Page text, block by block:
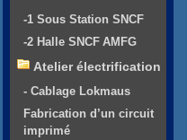
-1 Sous Station SNCF
-2 Halle SNCF AMFG
Atelier électrification
- Cablage Lokmaus
Fabrication d’un circuit
imprimé